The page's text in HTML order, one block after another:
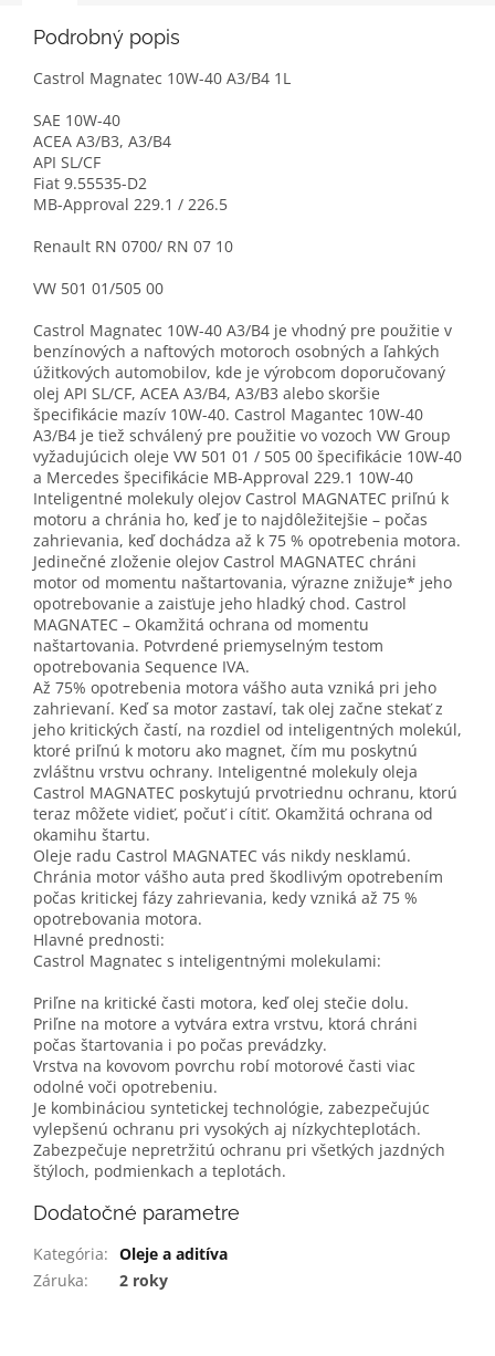
Podrobný popis
Castrol Magnatec 10W-40 A3/B4 1L
SAE 10W-40
ACEA A3/B3, A3/B4
API SL/CF
Fiat 9.55535-D2
MB-Approval 229.1 / 226.5
Renault RN 0700/ RN 07 10
VW 501 01/505 00
Castrol Magnatec 10W-40 A3/B4 je vhodný pre použitie v
benzínových a naftových motoroch osobných a ľahkých
úžitkových automobilov, kde je výrobcom doporučovaný
olej API SL/CF, ACEA A3/B4, A3/B3 alebo skoršie
špecifikácie mazív 10W-40. Castrol Magantec 10W-40
A3/B4 je tiež schválený pre použitie vo vozoch VW Group
vyžadujúcich oleje VW 501 01 / 505 00 špecifikácie 10W-40
a Mercedes špecifikácie MB-Approval 229.1 10W-40
Inteligentné molekuly olejov Castrol MAGNATEC priľnú k
motoru a chránia ho, keď je to najdôležitejšie – počas
zahrievania, keď dochádza až k 75 % opotrebenia motora.
Jedinečné zloženie olejov Castrol MAGNATEC chráni
motor od momentu naštartovania, výrazne znižuje* jeho
opotrebovanie a zaisťuje jeho hladký chod. Castrol
MAGNATEC – Okamžitá ochrana od momentu
naštartovania. Potvrdené priemyselným testom
opotrebovania Sequence IVA.
Až 75% opotrebenia motora vášho auta vzniká pri jeho
zahrievaní. Keď sa motor zastaví, tak olej začne stekať z
jeho kritických častí, na rozdiel od inteligentných molekúl,
ktoré priľnú k motoru ako magnet, čím mu poskytnú
zvláštnu vrstvu ochrany. Inteligentné molekuly oleja
Castrol MAGNATEC poskytujú prvotriednu ochranu, ktorú
teraz môžete vidieť, počuť i cítiť. Okamžitá ochrana od
okamihu štartu.
Oleje radu Castrol MAGNATEC vás nikdy nesklamú.
Chránia motor vášho auta pred škodlivým opotrebením
počas kritickej fázy zahrievania, kedy vzniká až 75 %
opotrebovania motora.
Hlavné prednosti:
Castrol Magnatec s inteligentnými molekulami:
Priľne na kritické časti motora, keď olej stečie dolu.
Priľne na motore a vytvára extra vrstvu, ktorá chráni
počas štartovania i po počas prevádzky.
Vrstva na kovovom povrchu robí motorové časti viac
odolné voči opotrebeniu.
Je kombináciou syntetickej technológie, zabezpečujúc
vylepšenú ochranu pri vysokých aj nízkychteplotách.
Zabezpečuje nepretržitú ochranu pri všetkých jazdných
štýloch, podmienkach a teplotách.
Dodatočné parametre
Kategória: Oleje a aditíva
Záruka: 2 roky